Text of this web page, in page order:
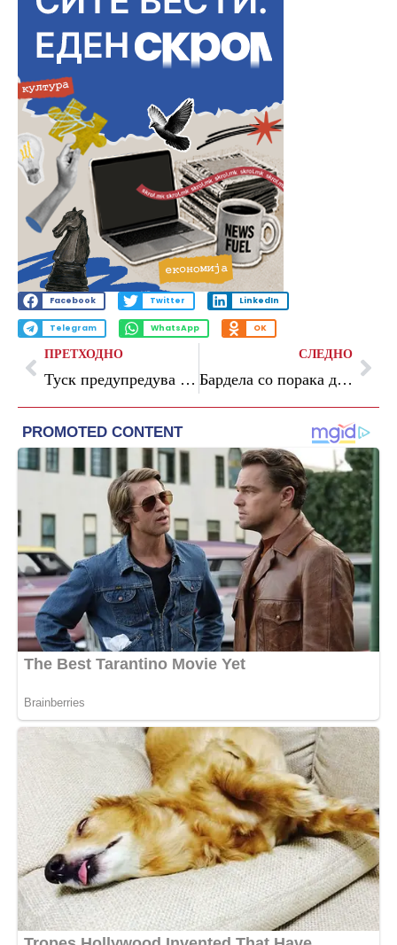
Facebook Twitter LinkedIn
Telegram WhatsApp OK
ПРЕТХОДНО
Туск предупредува по заканите на Медведев: Сите во НАТО конечно треба да почнат сериозно да ги сфаќаат овие зборови
СЛЕДНО
Бардела со порака до Европа: Купувајте француски „Рафал“ наместо американски „Ф-35“ ако сакате нуклеарен штит